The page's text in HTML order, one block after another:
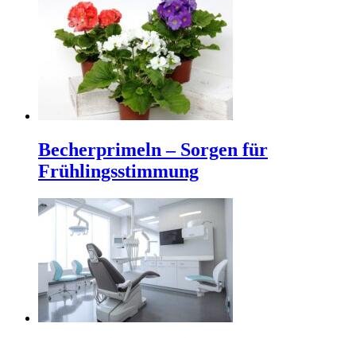
Becherprimeln – Sorgen für
Frühlingsstimmung